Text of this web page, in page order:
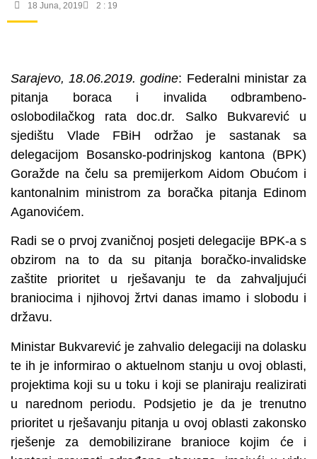
18 Juna, 2019 2 : 19
Sarajevo, 18.06.2019. godine: Federalni ministar za
pitanja boraca i invalida odbrambeno-
oslobodilačkog rata doc.dr. Salko Bukvarević u
sjedištu Vlade FBiH održao je sastanak sa
delegacijom Bosansko-podrinjskog kantona (BPK)
Goražde na čelu sa premijerkom Aidom Obućom i
kantonalnim ministrom za boračka pitanja Edinom
Aganovićem.
Radi se o prvoj zvaničnoj posjeti delegacije BPK-a s
obzirom na to da su pitanja boračko-invalidske
zaštite prioritet u rješavanju te da zahvaljujući
braniocima i njihovoj žrtvi danas imamo i slobodu i
državu.
Ministar Bukvarević je zahvalio delegaciji na dolasku
te ih je informirao o aktuelnom stanju u ovoj oblasti,
projektima koji su u toku i koji se planiraju realizirati
u narednom periodu. Podsjetio je da je trenutno
prioritet u rješavanju pitanja u ovoj oblasti zakonsko
rješenje za demobilizirane branioce kojim će i